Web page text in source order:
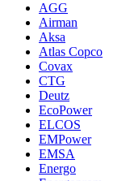
AGG
Airman
Aksa
Atlas Copco
Covax
CTG
Deutz
EcoPower
ELCOS
EMPower
EMSA
Energo